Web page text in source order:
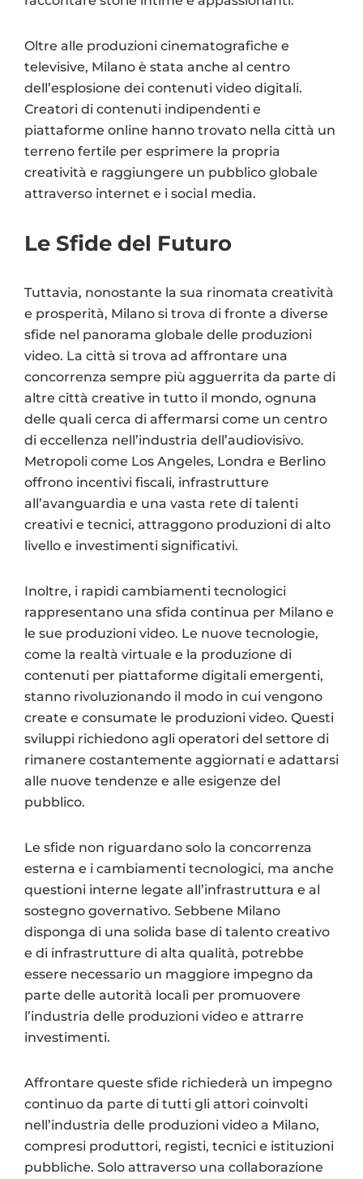
Oltre alle produzioni cinematografiche e
televisive, Milano è stata anche al centro
dell’esplosione dei contenuti video digitali.
Creatori di contenuti indipendenti e
piattaforme online hanno trovato nella città un
terreno fertile per esprimere la propria
creatività e raggiungere un pubblico globale
attraverso internet e i social media.
Le Sfide del Futuro
Tuttavia, nonostante la sua rinomata creatività
e prosperità, Milano si trova di fronte a diverse
sfide nel panorama globale delle produzioni
video. La città si trova ad affrontare una
concorrenza sempre più agguerrita da parte di
altre città creative in tutto il mondo, ognuna
delle quali cerca di affermarsi come un centro
di eccellenza nell’industria dell’audiovisivo.
Metropoli come Los Angeles, Londra e Berlino
offrono incentivi fiscali, infrastrutture
all’avanguardia e una vasta rete di talenti
creativi e tecnici, attraggono produzioni di alto
livello e investimenti significativi.
Inoltre, i rapidi cambiamenti tecnologici
rappresentano una sfida continua per Milano e
le sue produzioni video. Le nuove tecnologie,
come la realtà virtuale e la produzione di
contenuti per piattaforme digitali emergenti,
stanno rivoluzionando il modo in cui vengono
create e consumate le produzioni video. Questi
sviluppi richiedono agli operatori del settore di
rimanere costantemente aggiornati e adattarsi
alle nuove tendenze e alle esigenze del
pubblico.
Le sfide non riguardano solo la concorrenza
esterna e i cambiamenti tecnologici, ma anche
questioni interne legate all’infrastruttura e al
sostegno governativo. Sebbene Milano
disponga di una solida base di talento creativo
e di infrastrutture di alta qualità, potrebbe
essere necessario un maggiore impegno da
parte delle autorità locali per promuovere
l’industria delle produzioni video e attrarre
investimenti.
Affrontare queste sfide richiederà un impegno
continuo da parte di tutti gli attori coinvolti
nell’industria delle produzioni video a Milano,
compresi produttori, registi, tecnici e istituzioni
pubbliche. Solo attraverso una collaborazione